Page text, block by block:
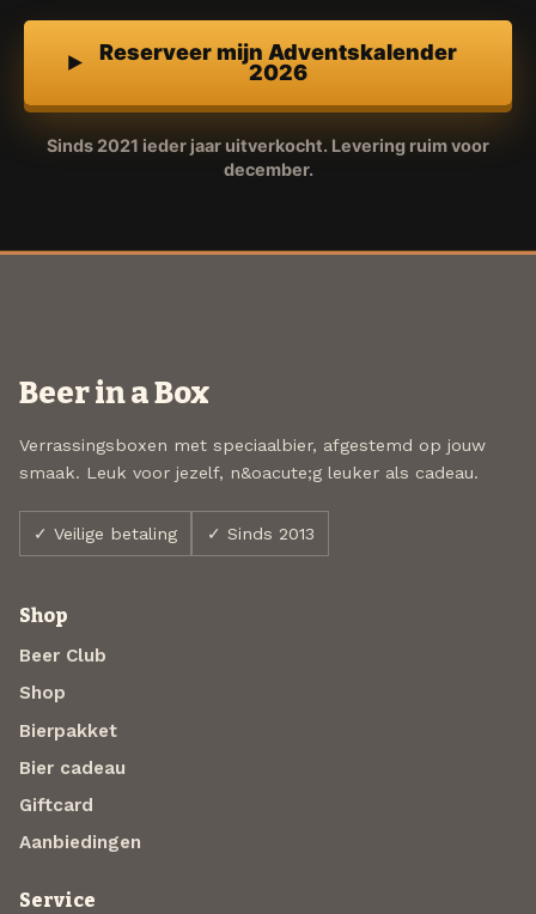
Reserveer mijn Adventskalender
2026
Sinds 2021 ieder jaar uitverkocht. Levering ruim voor
december.
Beer in a Box
Verrassingsboxen met speciaalbier, afgestemd op jouw
smaak. Leuk voor jezelf, n&oacute;g leuker als cadeau.
✓ Veilige betaling ✓ Sinds 2013
Shop
Beer Club
Shop
Bierpakket
Bier cadeau
Giftcard
Aanbiedingen
Service